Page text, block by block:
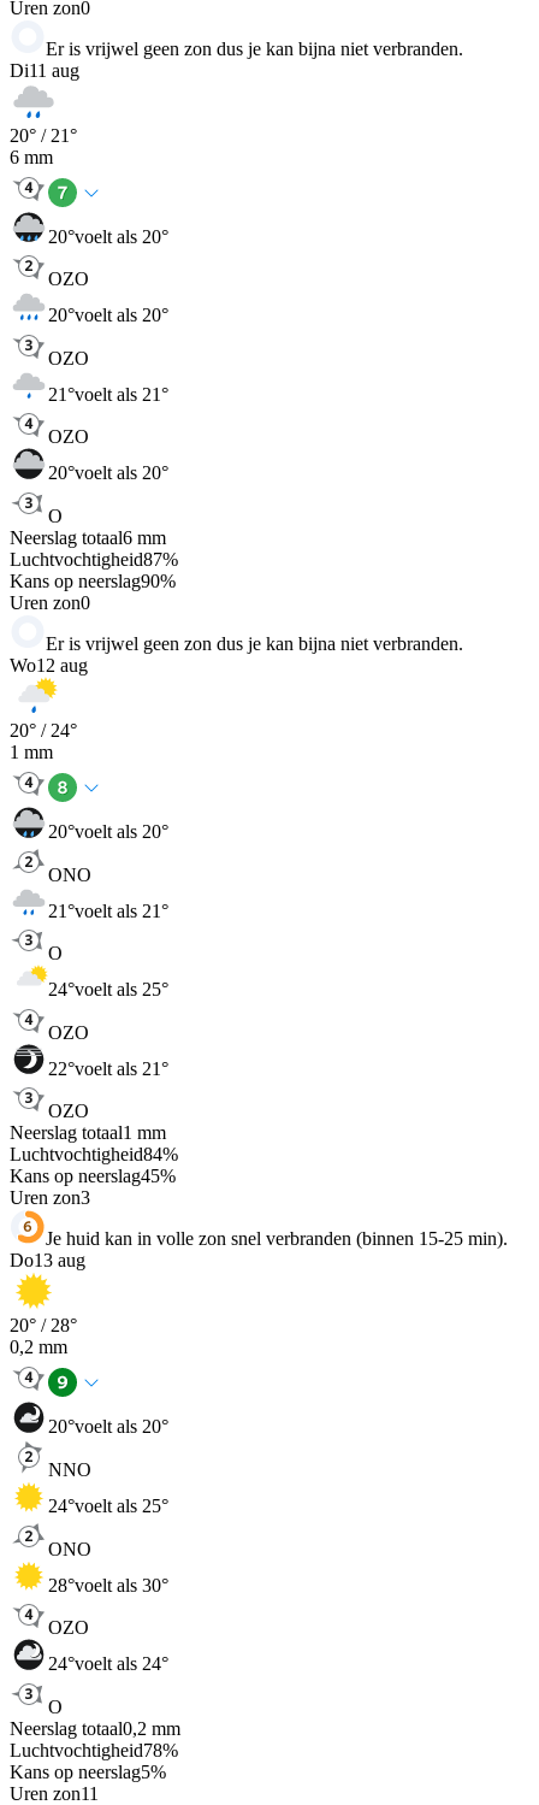
Uren zon0
Er is vrijwel geen zon dus je kan bijna niet verbranden.
Di11 aug
20° / 21°
6 mm
20°voelt als 20°
OZO
20°voelt als 20°
OZO
21°voelt als 21°
OZO
20°voelt als 20°
O
Neerslag totaal6 mm
Luchtvochtigheid87%
Kans op neerslag90%
Uren zon0
Er is vrijwel geen zon dus je kan bijna niet verbranden.
Wo12 aug
20° / 24°
1 mm
20°voelt als 20°
ONO
21°voelt als 21°
O
24°voelt als 25°
OZO
22°voelt als 21°
OZO
Neerslag totaal1 mm
Luchtvochtigheid84%
Kans op neerslag45%
Uren zon3
Je huid kan in volle zon snel verbranden (binnen 15-25 min).
Do13 aug
20° / 28°
0,2 mm
20°voelt als 20°
NNO
24°voelt als 25°
ONO
28°voelt als 30°
OZO
24°voelt als 24°
O
Neerslag totaal0,2 mm
Luchtvochtigheid78%
Kans op neerslag5%
Uren zon11